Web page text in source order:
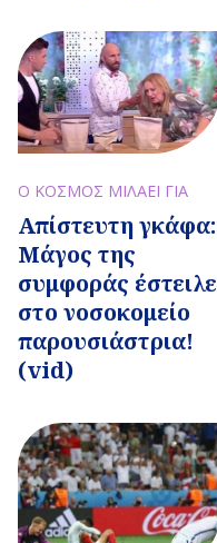
Ο ΚΟΣΜΟΣ ΜΙΛΑΕΙ ΓΙΑ
Απίστευτη γκάφα:
Μάγος της
συμφοράς έστειλε
στο νοσοκομείο
παρουσιάστρια!
(vid)